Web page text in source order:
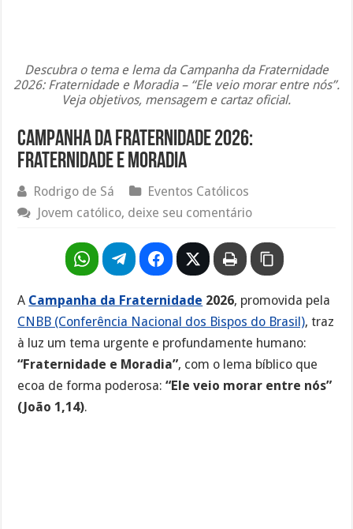
Descubra o tema e lema da Campanha da Fraternidade
2026: Fraternidade e Moradia – “Ele veio morar entre nós”.
Veja objetivos, mensagem e cartaz oficial.
Campanha da Fraternidade 2026:
Fraternidade e Moradia
Rodrigo de Sá
Eventos Católicos
Jovem católico, deixe seu comentário
A Campanha da Fraternidade 2026, promovida pela
CNBB (Conferência Nacional dos Bispos do Brasil), traz
à luz um tema urgente e profundamente humano:
“Fraternidade e Moradia”, com o lema bíblico que
ecoa de forma poderosa:“Ele veio morar entre nós”
(João 1,14).